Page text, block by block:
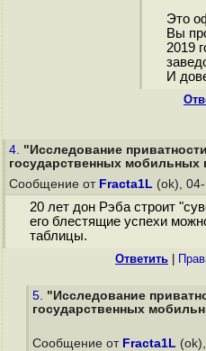
Это
Вы
2019
И
4. "Исследование приватности
государственных мобильных
Сообщение от Fracta1L (ok),
20 лет дон Рэба строит
его блестящие успехи
таблицы.
Ответить
5. "Исследование
государственных
Сообщение от Fracta1L